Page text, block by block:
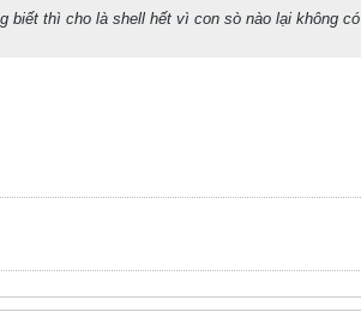
biết thì cho là shell hết vì con sò nào lại không có